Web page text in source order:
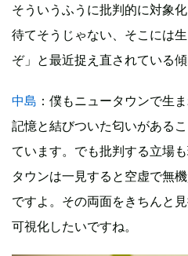
そういうふうに批判的に対象
待てそうじゃない、そこには
ぞ」と最近捉え直されている
中島 ：僕もニュータウンで生
記憶と結びついた匂いがある
ています。でも批判する立場
タウンは一見すると空虚で無
ですよ。その両面をきちんと
可視化したいですね。